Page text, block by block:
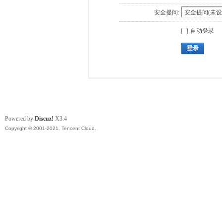
安全提问:
自动登录
登录
Powered by Discuz! X3.4
Copyright © 2001-2021, Tencent Cloud.